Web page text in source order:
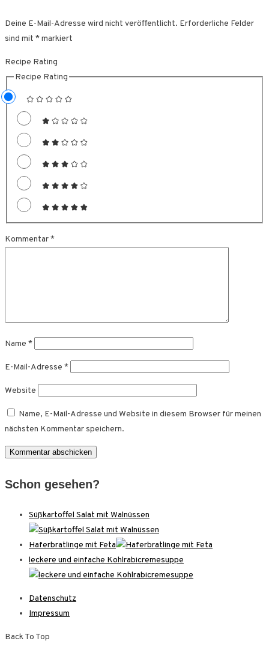
Deine E-Mail-Adresse wird nicht veröffentlicht. Erforderliche Felder
sind mit *markiert
Recipe Rating
Recipe Rating
Kommentar*
Name *
E-Mail-Adresse *
Website
Name, E-Mail-Adresse und Website in diesem Browser für meinen
nächsten Kommentar speichern.
Schon gesehen?
Süßkartoffel Salat mit Walnüssen
Haferbratlinge mit Feta
leckere und einfache Kohlrabicremesuppe
Datenschutz
Impressum
Back To Top